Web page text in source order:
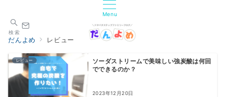
Menu
検索
だんよめ レビュー
レビュー
ソーダストリームで美味しい強炭酸は何回
でできるのか？
2023年12月20日